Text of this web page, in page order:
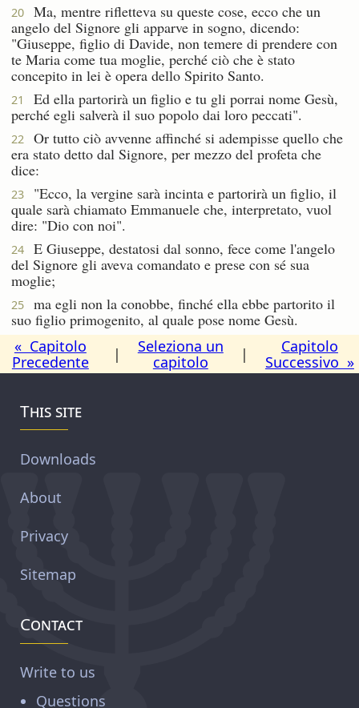
20
Ma, mentre rifletteva su queste cose, ecco che un
angelo del Signore gli apparve in sogno, dicendo:
"Giuseppe, figlio di Davide, non temere di prendere con
te Maria come tua moglie, perché ciò che è stato
concepito in lei è opera dello Spirito Santo.
21
Ed ella partorirà un figlio e tu gli porrai nome Gesù,
perché egli salverà il suo popolo dai loro peccati".
22
Or tutto ciò avvenne affinché si adempisse quello che
era stato detto dal Signore, per mezzo del profeta che
dice:
23
"Ecco, la vergine sarà incinta e partorirà un figlio, il
quale sarà chiamato Emmanuele che, interpretato, vuol
dire: "Dio con noi".
24
E Giuseppe, destatosi dal sonno, fece come l'angelo
del Signore gli aveva comandato e prese con sé sua
moglie;
25
ma egli non la conobbe, finché ella ebbe partorito il
suo figlio primogenito, al quale pose nome Gesù.
« Capitolo
Precedente
|
Seleziona un
capitolo
|
Capitolo
Successivo »
This site
Downloads
About
Privacy
Sitemap
Contact
Write to us
Questions